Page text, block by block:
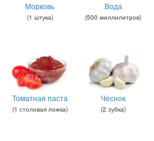
Морковь
(1 штука)
Вода
(500 миллилитров)
Томатная паста
(1 столовая ложка)
Чеснок
(2 зубка)